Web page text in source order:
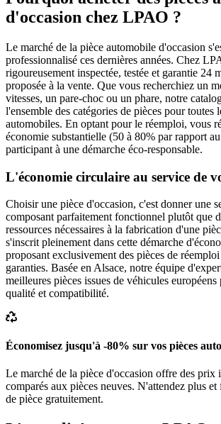
d'occasion chez LPAO ?
Le marché de la pièce automobile d'occasion
professionnalisé ces dernières années. Chez
rigoureusement inspectée, testée et garantie 24
proposée à la vente. Que vous recherchiez un
vitesses, un pare-choc ou un phare, notre
l'ensemble des catégories de pièces pour toutes
automobiles. En optant pour le réemploi, vous
économie substantielle (50 à 80% par rapport
participant à une démarche éco-responsable.
L'économie circulaire au service de
Choisir une pièce d'occasion, c'est donner une
composant parfaitement fonctionnel plutôt que
ressources nécessaires à la fabrication d'une
s'inscrit pleinement dans cette démarche
proposant exclusivement des pièces de
garanties. Basée en Alsace, notre équipe
meilleures pièces issues de véhicules
qualité et compatibilité.
Économisez jusqu'à -80% sur vos pièces auto
Le marché de la pièce d'occasion offre des prix
comparés aux pièces neuves. N'attendez plus
de pièce gratuitement.